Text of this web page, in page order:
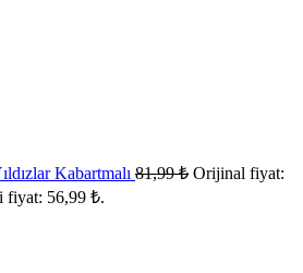
Kabartmalı 81,99₺ Orijinal fiyat:
fiyat: 56,99 ₺.